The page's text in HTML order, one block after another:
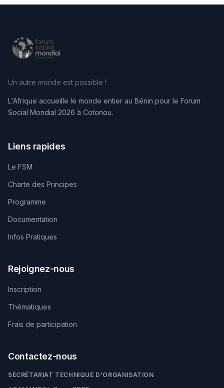
Un autre monde est possible !
L'Afrique accueille le monde entier au Bénin pour le Forum
Social Mondial 2026 à Cotonou.
Liens rapides
Le FSM
Charte des Principes
Programme
Documentation
Infos Pratiques
Rejoignez-nous
Inscription
Thématiques
Frais de participation
Contactez-nous
SECRÉTARIAT TECHNIQUE D'ORGANISATION